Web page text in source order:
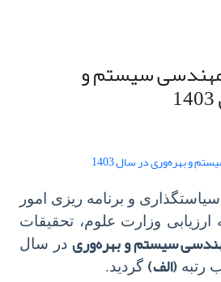
سیستم و
و برنامه ریزی امور
ارزیابی وزارت علوم، تحقیقات
سیستم و بهره‌وری در سال
(الف) گردید.